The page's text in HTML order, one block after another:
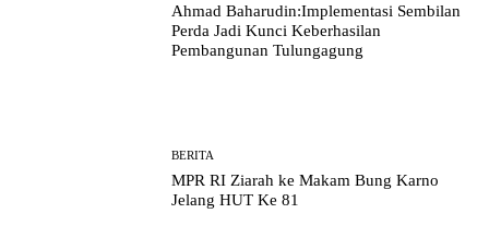
Ahmad Baharudin:Implementasi Sembilan
Perda Jadi Kunci Keberhasilan
Pembangunan Tulungagung
BERITA
MPR RI Ziarah ke Makam Bung Karno
Jelang HUT Ke 81